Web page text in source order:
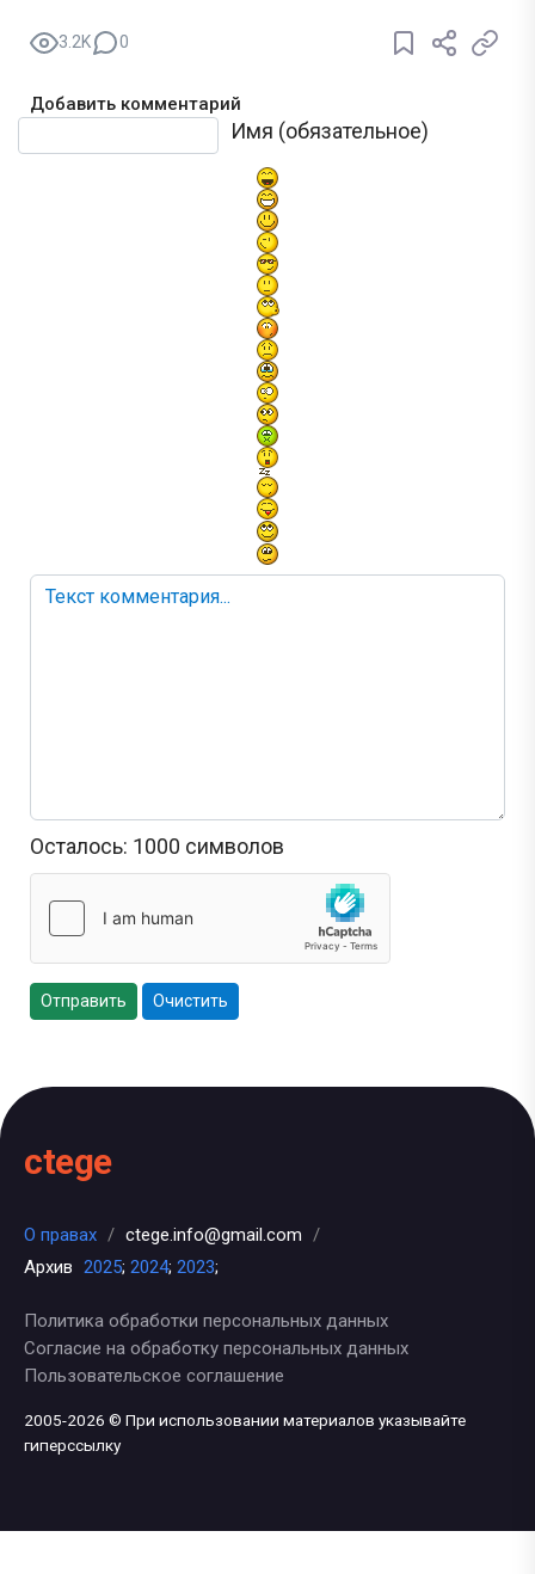
3.2K 0
Добавить комментарий
Имя (обязательное)
Осталось: 1000 символов
Отправить Очистить
ctege
О правах / ctege.info@gmail.com /
Архив 2025; 2024; 2023;
Политика обработки персональных данных
Согласие на обработку персональных данных
Пользовательское соглашение
2005-2026 © При использовании материалов указывайте
гиперссылку